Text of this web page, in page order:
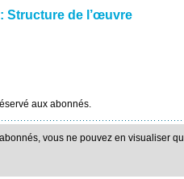
Structure de l’œuvre
aux abonnés.
vous ne pouvez en visualiser